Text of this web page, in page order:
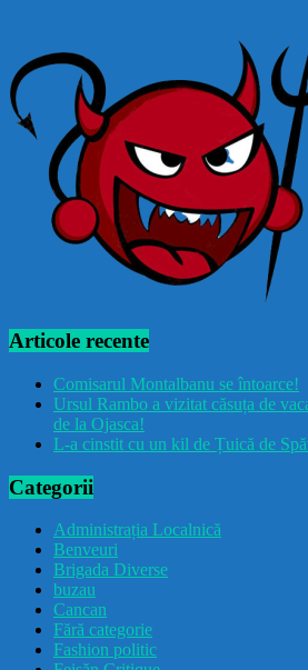
Articole recente
Comisarul Montalbanu se întoarce!
Ursul Rambo a vizitat căsuța de
de la Ojasca!
L-a cinstit cu un kil de Țuică de
Categorii
Administrația Localnică
Benveuri
Brigada Diverse
buzau
Cancan
Fără categorie
Fashion politic